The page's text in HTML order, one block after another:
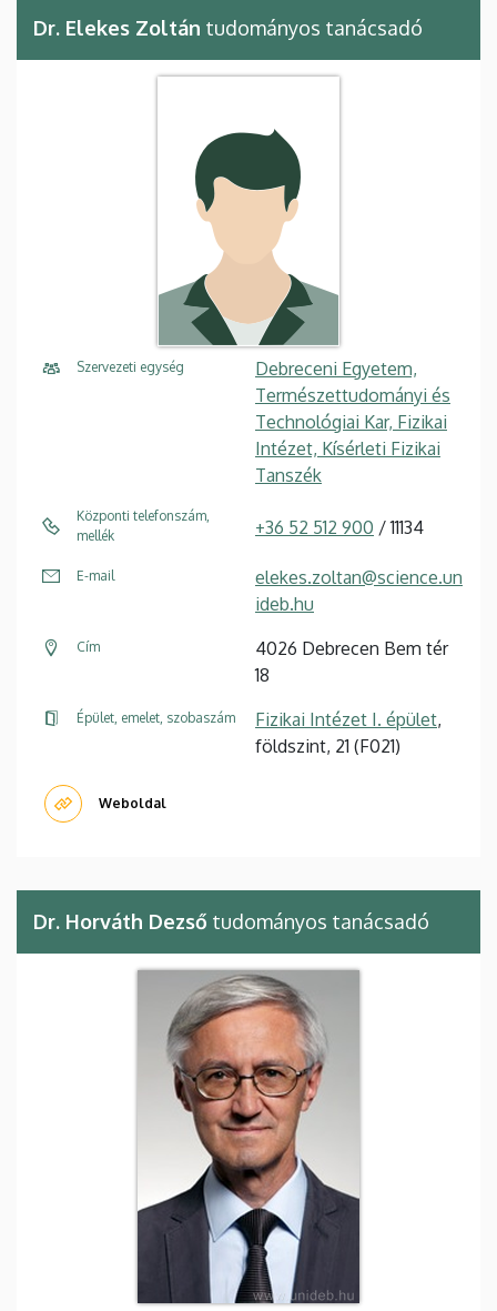
Dr. Elekes Zoltán tudományos tanácsadó
Szervezeti egység
Debreceni Egyetem,
Természettudományi és
Technológiai Kar, Fizikai
Intézet, Kísérleti Fizikai
Tanszék
Központi telefonszám,
mellék
+36 52 512 900 / 11134
E-mail
elekes.zoltan@science.un
ideb.hu
Cím
4026 Debrecen Bem tér
18
Épület, emelet, szobaszám Fizikai Intézet I. épület,
földszint, 21 (F021)
Weboldal
Dr. Horváth Dezső tudományos tanácsadó